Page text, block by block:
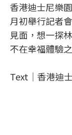
香港迪士尼樂
月初舉行記者
見面，想一探
不在幸福體驗
Text│香港迪